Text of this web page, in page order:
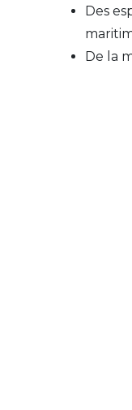
Des
De la